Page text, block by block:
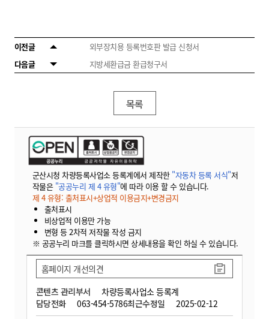
이전글
외부장치용 등록번호판 발급 신청서
다음글
지방세환급금 환급청구서
목록
군산시청 차량등록사업소 등록계에서 제작한 "자동차 등록 서식"저
작물은 "공공누리 제 4 유형"에 따라 이용 할 수 있습니다.
제 4 유형: 출처표시+상업적 이용금지+변경금지
출처표시
비상업적 이용만 가능
변형 등 2차적 저작물 작성 금지
※ 공공누리 마크를 클릭하시면 상세내용을 확인 하실 수 있습니다.
콘텐츠 관리부서
차량등록사업소 등록계
담당전화
063-454-5786최근수정일 2025-02-12
홈페이지 개선의견